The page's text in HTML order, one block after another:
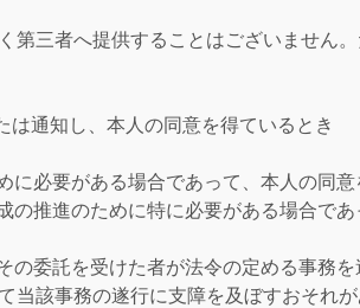
第三者へ提供することはございません
通知し、本人の同意を得ているとき
に必要がある場合であって、本人の同
の推進のために特に必要がある場合で
の委託を受けた者が法令の定める事務
当該事務の遂行に支障を及ぼすおそれが